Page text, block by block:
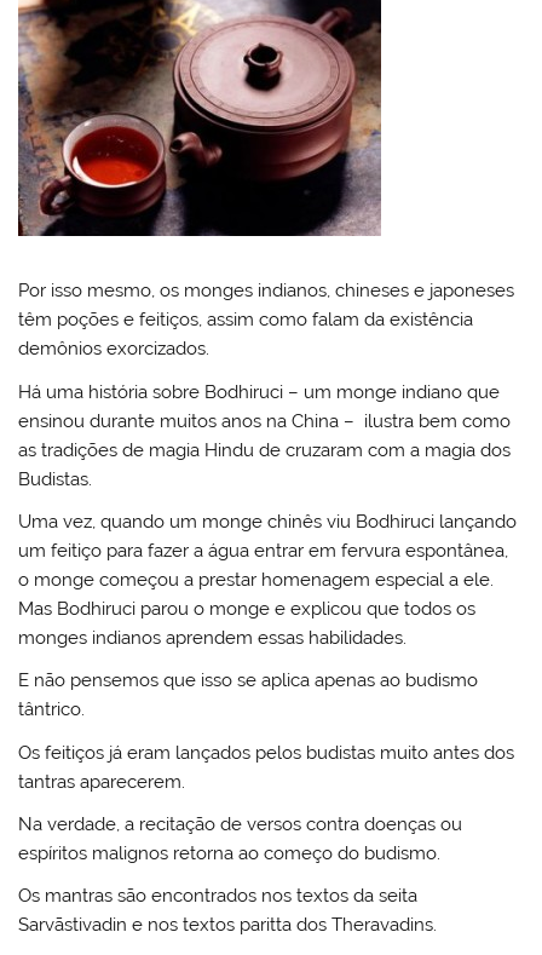
Por isso mesmo, os monges indianos, chineses e japoneses
têm poções e feitiços, assim como falam da existência
demônios exorcizados.
Há uma história sobre Bodhiruci – um monge indiano que
ensinou durante muitos anos na China – ilustra bem como
as tradições de magia Hindu de cruzaram com a magia dos
Budistas.
Uma vez, quando um monge chinês viu Bodhiruci lançando
um feitiço para fazer a água entrar em fervura espontânea,
o monge começou a prestar homenagem especial a ele.
Mas Bodhiruci parou o monge e explicou que todos os
monges indianos aprendem essas habilidades.
E não pensemos que isso se aplica apenas ao budismo
tântrico.
Os feitiços já eram lançados pelos budistas muito antes dos
tantras aparecerem.
Na verdade, a recitação de versos contra doenças ou
espíritos malignos retorna ao começo do budismo.
Os mantras são encontrados nos textos da seita
Sarvāstivadin e nos textos paritta dos Theravadins.